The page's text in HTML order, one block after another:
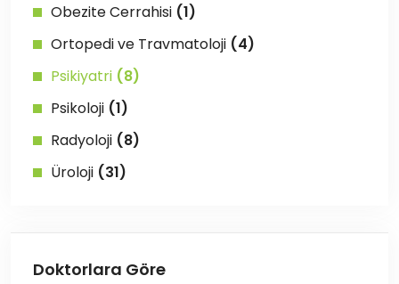
Obezite Cerrahisi (1)
Ortopedi ve Travmatoloji (4)
Psikiyatri (8)
Psikoloji (1)
Radyoloji (8)
Üroloji (31)
Doktorlara Göre